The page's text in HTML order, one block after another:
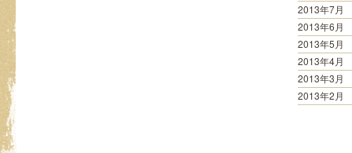
2013年7月
2013年6月
2013年5月
2013年4月
2013年3月
2013年2月